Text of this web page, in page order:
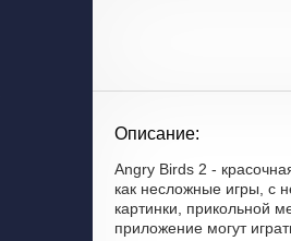
Описание:
Angry Birds 2 -
как несложные игры, с
картинки, прикольной
приложение могут